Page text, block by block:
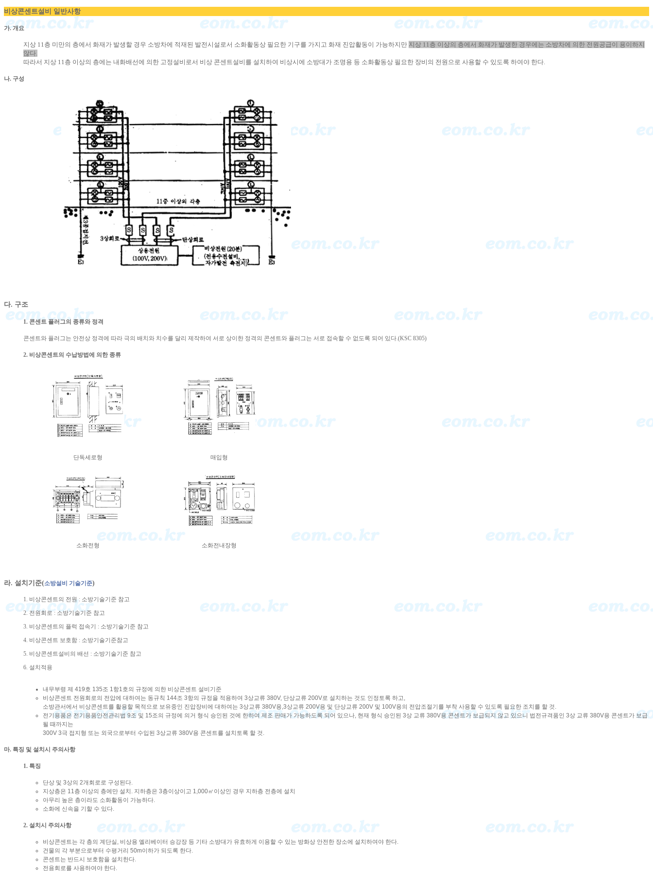
비상콘센트설비 일반사항
가. 개요
지상 11층 미만의 층에서 화재가 발생할 경우 소방차에 적재된 발전시설로서 소화활동상 필요한 기구를 가지고 화재 진압활동이 가능하지만 지상 11층 이상의 층에서 화재가 발생한 경우에는 소방차에 의한 전원공급이 용이하지
않다.
따라서 지상 11층 이상의 층에는 내화배선에 의한 고정설비로서 비상 콘센트설비를 설치하여 비상시에 소방대가 조명용 등 소화활동상 필요한 장비의 전원으로 사용할 수 있도록 하여야 한다.
나. 구성
다. 구조
1. 콘센트 플러그의 종류와 정격
콘센트와 플러그는 안전상 정격에 따라 극의 배치와 치수를 달리 제작하여 서로 상이한 정격의 콘센트와 플러그는 서로 접속할 수 없도록 되어 있다.(KSC 8305)
2. 비상콘센트의 수납방법에 의한 종류
단독세로형 매입형
소화전형 소화전내장형
라. 설치기준(소방설비 기술기준)
1. 비상콘센트의 전원 : 소방기술기준 참고
2. 전원회로 : 소방기술기준 참고
3. 비상콘센트의 플럭 접속기 : 소방기술기준 참고
4. 비상콘센트 보호함 : 소방기술기준참고
5. 비상콘센트설비의 배선 : 소방기술기준 참고
6. 설치적용
내무부령 제 419호 135조 1항1호의 규정에 의한 비상콘센트 설비기준
비상콘센트 전원회로의 전압에 대하여는 동규칙 144조 3항의 규정을 적용하여 3상교류 380V, 단상교류 200V로 설치하는 것도 인정토록 하고,
소방관서에서 비상콘센트를 활용할 목적으로 보유중인 진압장비에 대하여는 3상교류 380V용,3상교류 200V용 및 단상교류 200V 및 100V용의 전압조절기를 부착 사용할 수 있도록 필요한 조치를 할 것.
전기용품은 전기용품안전관리법 9조 및 15조의 규정에 의거 형식 승인된 것에 한하여 제조 판매가 가능하도록 되어 있으나, 현재 형식 승인된 3상 교류 380V용 콘센트가 보급되지 않고 있으니 법전규격품인 3상 교류 380V용 콘센트가 보급
될 때까지는
300V 3극 접지형 또는 외국으로부터 수입된 3상교류 380V용 콘센트를 설치토록 할 것.
마. 특징 및 설치시 주의사항
1. 특징
단상 및 3상의 2개회로로 구성된다.
지상층은 11층 이상의 층에만 설치. 지하층은 3층이상이고 1,000㎡이상인 경우 지하층 전층에 설치
아무리 높은 층이라도 소화활동이 가능하다.
소화에 신속을 기할 수 있다.
2. 설치시 주의사항
비상콘센트는 각 층의 계단실, 비상용 엘리베이터 승강장 등 기타 소방대가 유효하게 이용할 수 있는 방화상 안전한 장소에 설치하여야 한다.
건물의 각 부분으로부터 수평거리 50m이하가 되도록 한다.
콘센트는 반드시 보호함을 설치한다.
전용회로를 사용하여야 한다.